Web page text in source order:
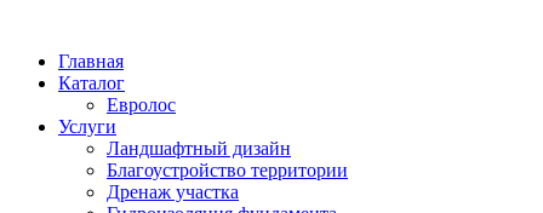
Главная
Каталог
Евролос
Услуги
Ландшафтный дизайн
Благоустройство территории
Дренаж участка